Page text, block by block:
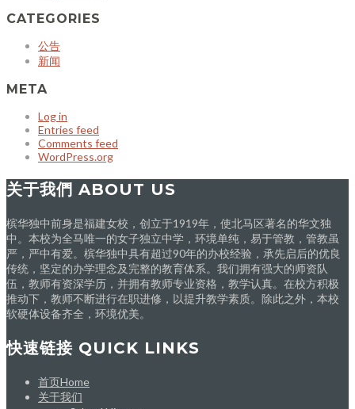
CATEGORIES
公告
新闻
META
Log in
Entries feed
Comments feed
WordPress.org
关于我們 ABOUT US
槟华独中前身是福建女校，创立于1919年，使北马区著名的华文独
中。本校为全马唯一的女子独立中学，环境单纯，易于管教，管教虽
严，严中有爱。槟华独中具有超过90年的办校经验，承先启后的优良
传统，坚定的办学理念及完整的教育体系。我们拥有强大的师资队
伍，教师有资深学历，并拥有教师专业资格，教学认真。在校方积极
推动下，教师不断进行在职进修，以提升教学素质。除此之外，本校
软硬体设备齐全，环境优美。
快速链接 QUICK LINKS
首页Home
关于我们